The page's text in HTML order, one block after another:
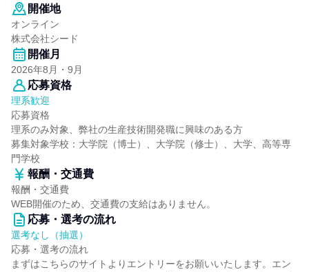
開催地
オンライン
株式会社シード
開催月
2026年8月・9月
応募資格
理系歓迎
応募資格
理系のみ対象、弊社の生産技術開発職に興味のある方
募集対象学校：大学院（博士）、大学院（修士）、大学、高等専
門学校
報酬・交通費
報酬・交通費
WEB開催のため、交通費の支給はありません。
応募・選考の流れ
選考なし（抽選）
応募・選考の流れ
まずはこちらのサイトよりエントリーをお願いいたします。エン